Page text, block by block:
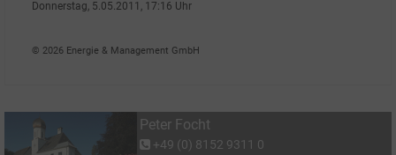
Donnerstag, 5.05.2011, 17:16 Uhr
© 2026 Energie & Management GmbH
Peter Focht
+49 (0) 8152 9311 0